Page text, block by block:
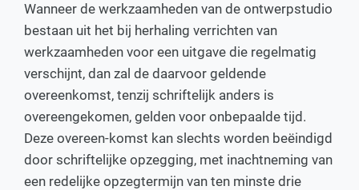
Wanneer de werkzaamheden van de ontwerpstudio
bestaan uit het bij herhaling verrichten van
werkzaamheden voor een uitgave die regelmatig
verschijnt, dan zal de daarvoor geldende
overeenkomst, tenzij schriftelijk anders is
overeengekomen, gelden voor onbepaalde tijd.
Deze overeen-komst kan slechts worden beëindigd
door schriftelijke opzegging, met inachtneming van
een redelijke opzegtermijn van ten minste drie